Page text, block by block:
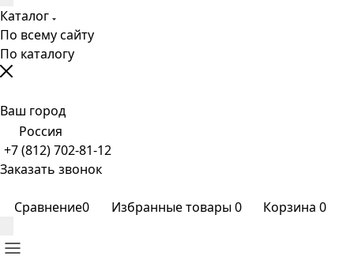
Каталог
По всему сайту
По каталогу
Ваш город
Россия
+7 (812) 702-81-12
Заказать звонок
Сравнение0 Избранные товары0 Корзина 0